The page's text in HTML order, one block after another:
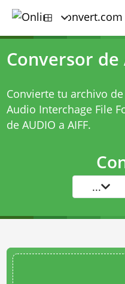
Conversor de
Convierte tu archivo
Audio Interchage File
de AUDIO a AIFF.
...